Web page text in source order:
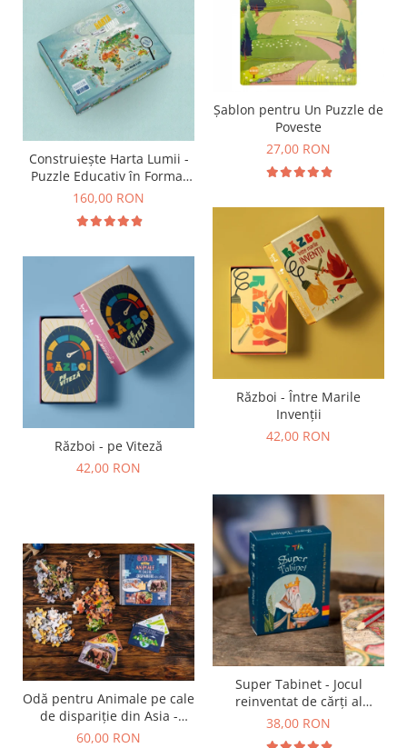
Șablon pentru Un Puzzle de
Poveste
27,00 RON
Construiește Harta Lumii -
Puzzle Educativ în Format
Mare
160,00 RON
Război - Între Marile
Invenții
42,00 RON
Război - pe Viteză
42,00 RON
Super Tabinet - Jocul
reinventat de cărți al
copilăriei
38,00 RON
Odă pentru Animale pe cale
de dispariție din Asia -
Tigrul Siberian,
60,00 RON